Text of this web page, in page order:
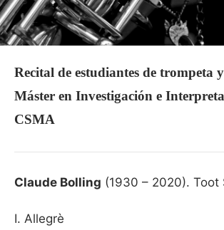
Recital de estudiantes de trompeta
Máster en Investigación e
CSMA
Claude Bolling (1930 – 2020). Toot
I. Allegrè